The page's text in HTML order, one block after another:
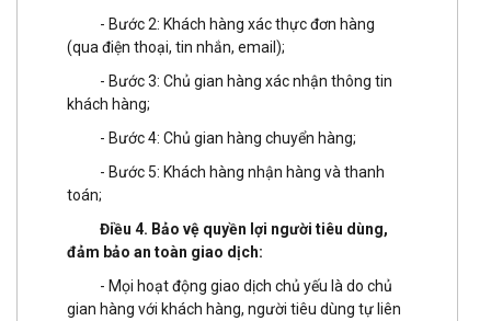
- Bước 2: Khách hàng xác thực đơn hàng
(qua điện thoại, tin nhắn, email);
- Bước 3: Chủ gian hàng xác nhận thông tin
khách hàng;
- Bước 4: Chủ gian hàng chuyển hàng;
- Bước 5: Khách hàng nhận hàng và thanh
toán;
Điều 4. Bảo vệ quyền lợi người tiêu dùng,
đảm bảo an toàn giao dịch:
- Mọi hoạt động giao dịch chủ yếu là do chủ
gian hàng với khách hàng, người tiêu dùng tự liên